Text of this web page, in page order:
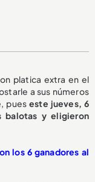
platica extra en el
a sus números
pueseste jueves, 6
balotas y eligieron
los 6 ganadores al